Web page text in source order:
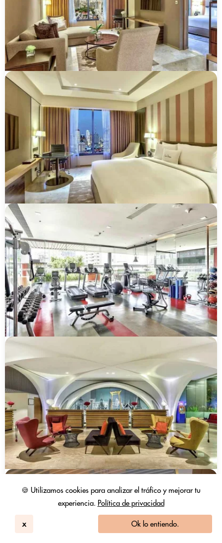
🍪 Utilizamos cookies para analizar el tráfico y mejorar tu
experiencia. Política de privacidad
x Ok lo entiendo.